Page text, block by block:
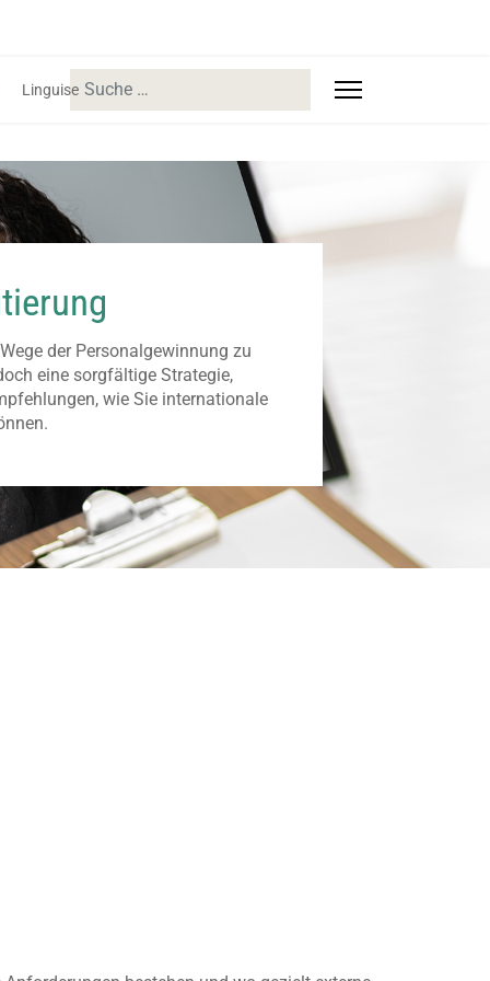
LinguiseSuchen
der Personalgewinnung zu
eine sorgfältige Strategie,
wie Sie internationale